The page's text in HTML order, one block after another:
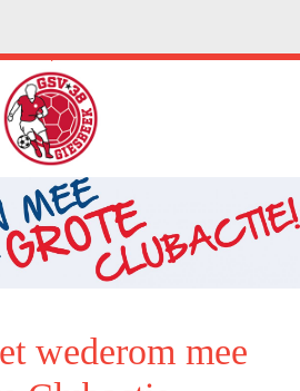
.
wederom mee